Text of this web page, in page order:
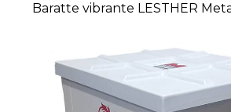
Baratte vibrante LESTHER